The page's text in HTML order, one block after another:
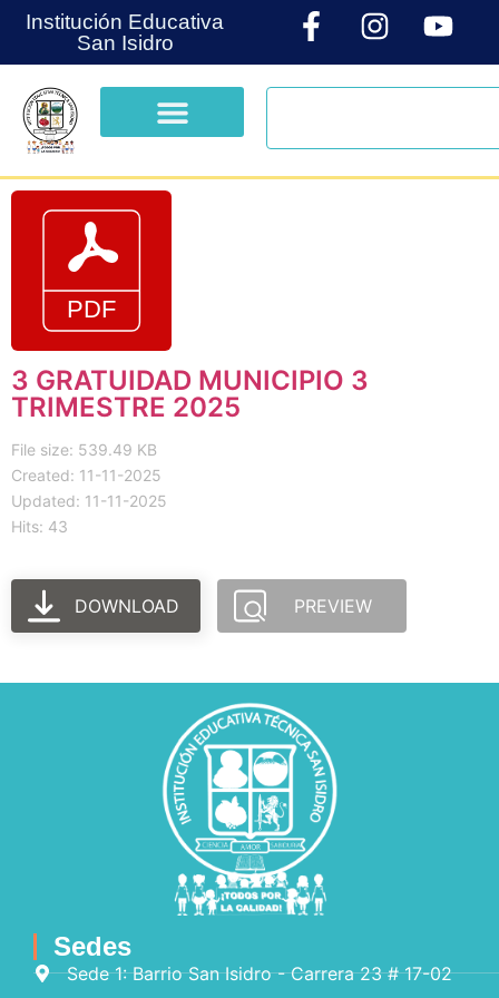
Institución Educativa
San Isidro
3 GRATUIDAD MUNICIPIO 3
TRIMESTRE 2025
File size: 539.49 KB
Created: 11-11-2025
Updated: 11-11-2025
Hits: 43
DOWNLOAD PREVIEW
Sedes
Sede 1: Barrio San Isidro - Carrera 23 # 17-02